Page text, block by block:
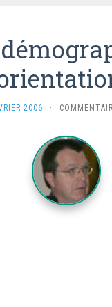
2006 ·